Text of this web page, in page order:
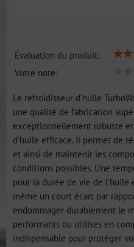
Évaluation du produit:
Votre note:
Le refroidisseur d'huile
une qualité de fabrication
exceptionnellement robuste
d'huile efficace. Il permet de
et ainsi de maintenir les
conditions possibles. Une
pour la durée de vie de l'huile
même un court écart par
endommager durablement le
performants ou utilisés en
indispensable pour protéger